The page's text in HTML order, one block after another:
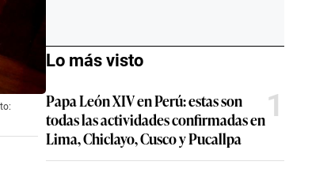
Lo más visto
Papa León XIV en Perú: estas son
todas las actividades confirmadas en
Lima, Chiclayo, Cusco y Pucallpa
1